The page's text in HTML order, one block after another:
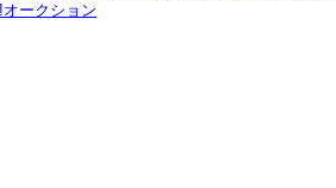
オークション